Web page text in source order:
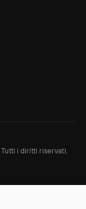
Tutti i diritti riservati.